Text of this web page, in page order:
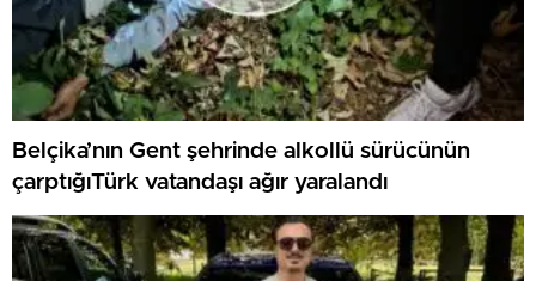
Belçika’nın Gent şehrinde alkollü sürücünün
çarptığıTürk vatandaşı ağır yaralandı